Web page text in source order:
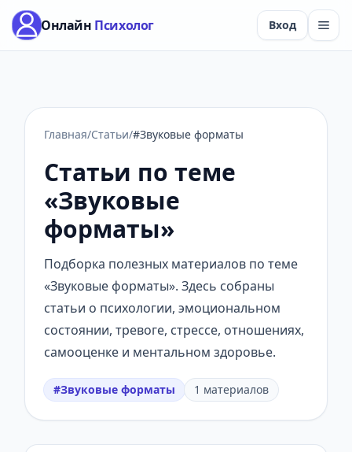
Онлайн Психолог Вход
Главная/Статьи/#Звуковые форматы
Статьи по теме
«Звуковые
форматы»
Подборка полезных материалов по теме
«Звуковые форматы». Здесь собраны
статьи о психологии, эмоциональном
состоянии, тревоге, стрессе, отношениях,
самооценке и ментальном здоровье.
#Звуковые форматы 1 материалов